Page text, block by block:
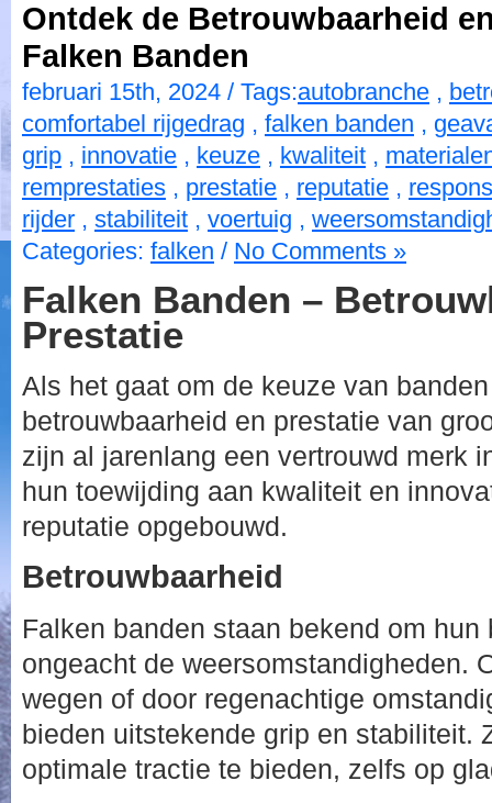
Ontdek de Betrouwbaarheid
Falken Banden
februari 15th, 2024 / Tags:autobranche ,
comfortabel rijgedrag , falken banden ,
grip , innovatie , keuze , kwaliteit ,
remprestaties , prestatie , reputatie ,
rijder , stabiliteit , voertuig ,
Categories: falken / No Comments »
Falken Banden –
Prestatie
Als het gaat om de keuze van
betrouwbaarheid en prestatie van
zijn al jarenlang een vertrouwd merk
hun toewijding aan kwaliteit en
reputatie opgebouwd.
Betrouwbaarheid
Falken banden staan bekend om hun
ongeacht de weersomstandigheden.
wegen of door regenachtige
bieden uitstekende grip en stabiliteit.
optimale tractie te bieden, zelfs op